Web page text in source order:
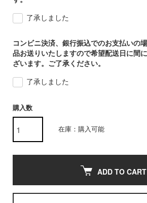
了承しました
コンビニ決済、銀行振込でのお支払いの
品お送りいたしますので希望配送日に間
ざいます。ご了承ください。
了承しました
購入数
在庫：購入可能
ADD TO CART